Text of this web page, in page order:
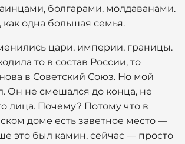
болгарами, молдаванами.
одна большая семья.
цари, империи, границы.
то в состав России, то
в Советский Союз. Но мой
Он не смешался до конца, не
лица. Почему? Потому что в
доме есть заветное место —
это был камин, сейчас — просто